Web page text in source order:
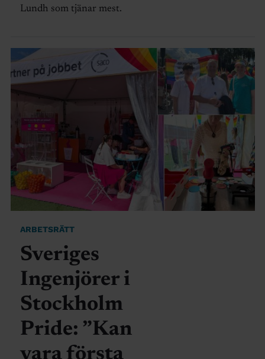
Lundh som tjänar mest.
ARBETSRÄTT
Sveriges
Ingenjörer i
Stockholm
Pride: ”Kan
vara första